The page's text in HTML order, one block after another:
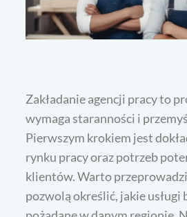
Zakładanie agencji pracy to
wymaga staranności i
Pierwszym krokiem jest
rynku pracy oraz potrzeb
klientów. Warto
pozwolą określić, jakie usługi